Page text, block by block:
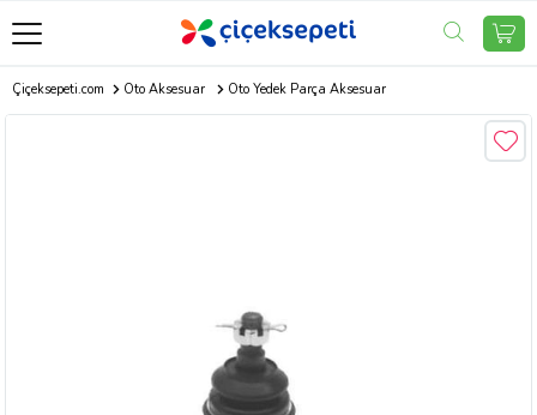
Çiçeksepeti.com Oto Aksesuar Oto Yedek Parça Aksesuar